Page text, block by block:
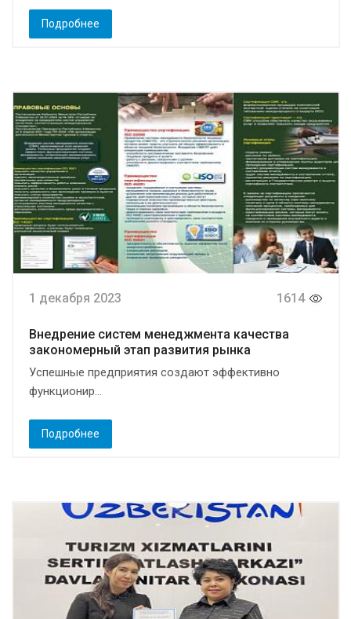
Подробнее
1 декабря 2023 1614
Внедрение систем менеджмента качества
закономерный этап развития рынка
Успешные предприятия создают эффективно
функционир...
Подробнее